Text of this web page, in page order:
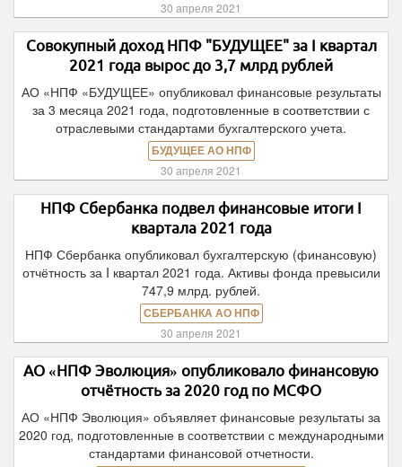
30 апреля 2021
Совокупный доход НПФ "БУДУЩЕЕ" за I квартал
2021 года вырос до 3,7 млрд рублей
АО «НПФ «БУДУЩЕЕ» опубликовал финансовые результаты
за 3 месяца 2021 года, подготовленные в соответствии с
отраслевыми стандартами бухгалтерского учета.
БУДУЩЕЕ АО НПФ
30 апреля 2021
НПФ Сбербанка подвел финансовые итоги I
квартала 2021 года
НПФ Сбербанка опубликовал бухгалтерскую (финансовую)
отчётность за I квартал 2021 года. Активы фонда превысили
747,9 млрд. рублей.
СБЕРБАНКА АО НПФ
30 апреля 2021
АО «НПФ Эволюция» опубликовало финансовую
отчётность за 2020 год по МСФО
АО «НПФ Эволюция» объявляет финансовые результаты за
2020 год, подготовленные в соответствии с международными
стандартами финансовой отчетности.